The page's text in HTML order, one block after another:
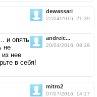
dewassari
22/04/2016, 21:39
andreic...
20/04/2016, 08:29
и опять
не
нее
в себя!
mitro2
07/07/2016, 14:17